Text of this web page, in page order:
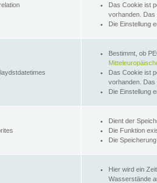
Das Cookie ist
vorhanden. Das
Die Einstellung
Bestimmt, ob
Das Cookie ist
vorhanden. Das
Die Einstellung
Dient der
Die Funktion
Die
Hier wird ein
Wasserstände